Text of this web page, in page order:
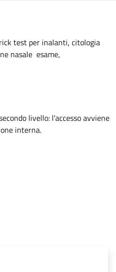
test per inalanti, citologia
nasale esame,
livello: l'accesso avviene
interna.